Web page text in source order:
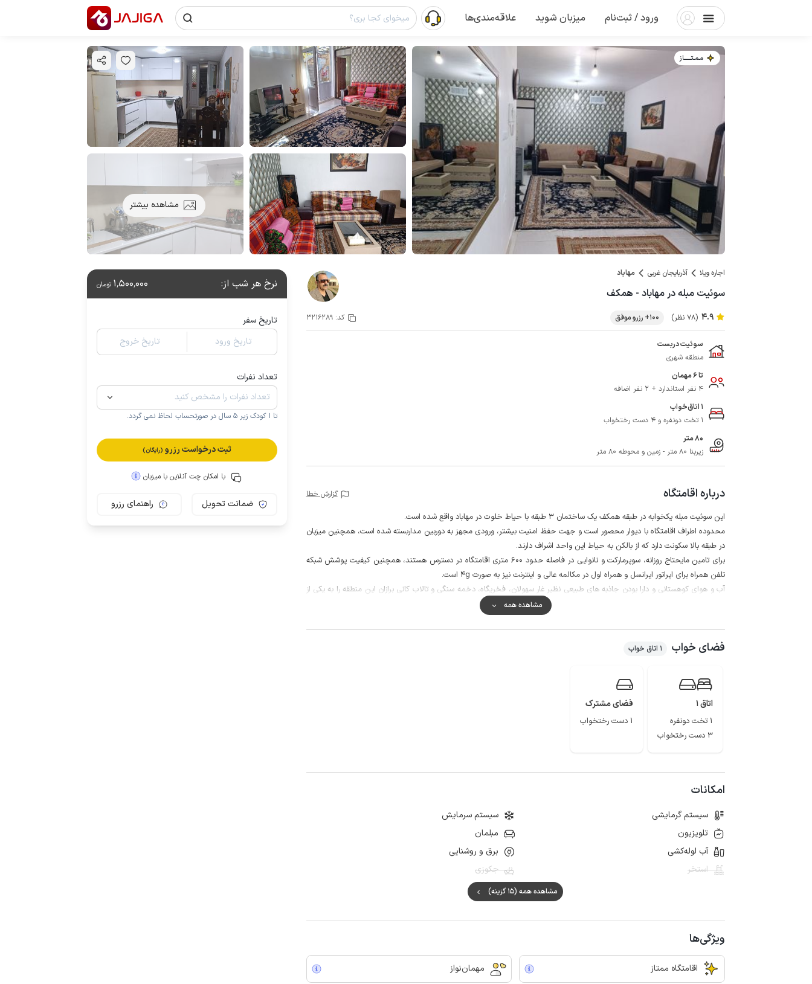
ورود / ثبت‌نام میزبان شوید علاقه‌مندی‌ها
مـمـتــــــاز
مشاهده بیشتر
اجاره ویلا آذربایجان غربی مهاباد
سوئیت مبله در مهاباد - همکف
4.9 (78 نظر) 100+ رزرو موفق کد:3216289
سوئیت دربست
منطقه شهری
تا 6 مهمان
4 نفر استاندارد + 2 نفر اضافه
1 اتاق‌خواب
1 تخت دونفره و 4 دست رختخواب
80 متر
زیربنا 80 متر - زمین و محوطه 80 متر
درباره اقامتگاه گزارش خطا
این سوئیت مبله یکخوابه در طبقه همکف یک ساختمان 3 طبقه با حیاط خلوت در مهاباد واقع شده است.
محدوده اطراف اقامتگاه با دیوار محصور است و جهت حفظ امنیت بیشتر، ورودی مجهز به دوربین مداربسته شده است، همچنین میزبان
در طبقه بالا سکونت دارد که از بالکن به حیاط این واحد اشراف دارند.
برای تامین مایحتاج روزانه، سوپرمارکت و نانوایی در فاصله حدود 600 متری اقامتگاه در دسترس هستند، همچنین کیفیت پوشش شبکه
تلفن همراه برای اپراتور ایرانسل و همراه اول در مکالمه عالی و اینترنت نیز به صورت 4g است.
آب و هوای کوهستانی و دارا بودن جاذبه های طبیعی نظیر غار سهولان، فخریگاه، دخمه سنگی و تالاب کانی برازان این منطقه را به یکی از
قطب های گردشگری جنوب آذربایجان غربی تبدیل نموده است.مشاهده همه
فضای خواب 1 اتاق خواب
اتاق 1
1 تخت دونفره
3 دست رختخواب
فضای مشترک
1 دست رختخواب
امکانات
سیستم گرمایشی
سیستم سرمایش
تلویزیون
مبلمان
آب لوله‌کشی
برق و روشنایی
استخر
جکوزی
مشاهده همه (15 گزینه)
ویژگی‌ها
اقامتگاه ممتاز مهمان‌نواز
نرخ هر شب از: 1٬500٬000 تومان
تاریخ سفر
تاریخ ورود
تاریخ خروج
تعداد نفرات
تا 1 کودک زیر 5 سال در صورتحساب لحاظ نمی گردد.
ثبت درخواست رزرو (رایگان)
با امکان چت آنلاین با میزبان
ضمانت تحویل راهنمای رزرو